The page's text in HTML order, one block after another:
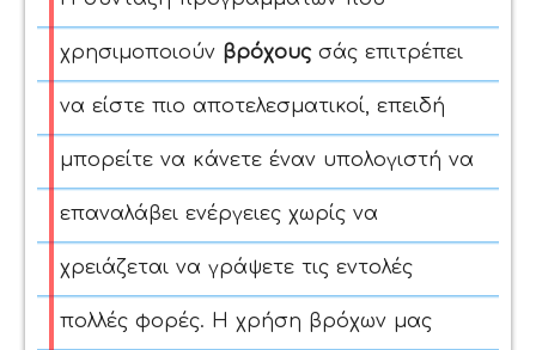
χρησιμοποιούν βρόχους σάς επιτρέπει
να είστε πιο αποτελεσματικοί, επειδή
μπορείτε να κάνετε έναν υπολογιστή να
επαναλάβει ενέργειες χωρίς να
χρειάζεται να γράψετε τις εντολές
πολλές φορές. Η χρήση βρόχων μας